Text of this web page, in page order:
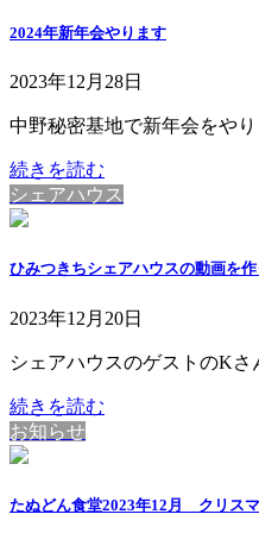
2024年新年会やります
2023年12月28日
中野秘密基地で新年会をや
続きを読む
シェアハウス
ひみつきちシェアハウスの動画を
2023年12月20日
シェアハウスのゲストのK
続きを読む
お知らせ
たぬどん食堂2023年12月 クリス